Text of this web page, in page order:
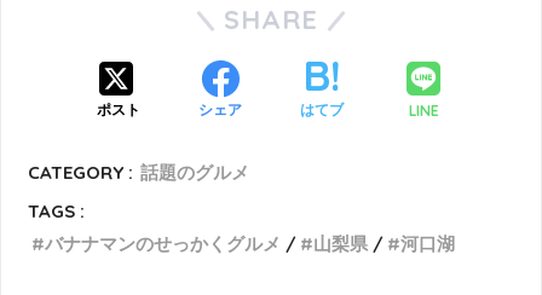
SHARE
ポスト シェア はてブ LINE
CATEGORY : 話題のグルメ
TAGS :
バナナマンのせっかくグルメ
山梨県 河口湖